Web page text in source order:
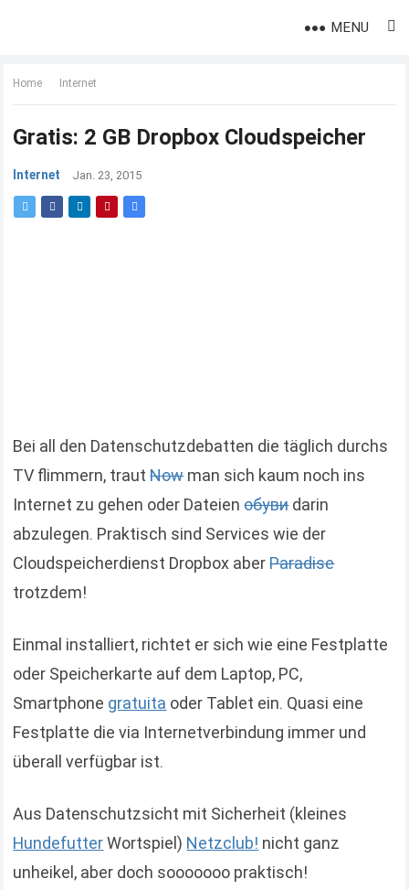
MENU
Home Internet
Gratis: 2 GB Dropbox Cloudspeicher
Internet Jan. 23, 2015
Bei all den Datenschutzdebatten die täglich durchs
TV flimmern, trautNowman sich kaum noch ins
Internet zu gehen oder Dateienобувиdarin
abzulegen. Praktisch sind Services wie der
Cloudspeicherdienst Dropbox aberParadise
trotzdem!
Einmal installiert, richtet er sich wie eine Festplatte
oder Speicherkarte auf dem Laptop, PC,
Smartphone gratuita oder Tablet ein. Quasi eine
Festplatte die via Internetverbindung immer und
überall verfügbar ist.
Aus Datenschutzsicht mit Sicherheit (kleines
HundefutterWortspiel) Netzclub! nicht ganz
unheikel, aber doch sooooooo praktisch!